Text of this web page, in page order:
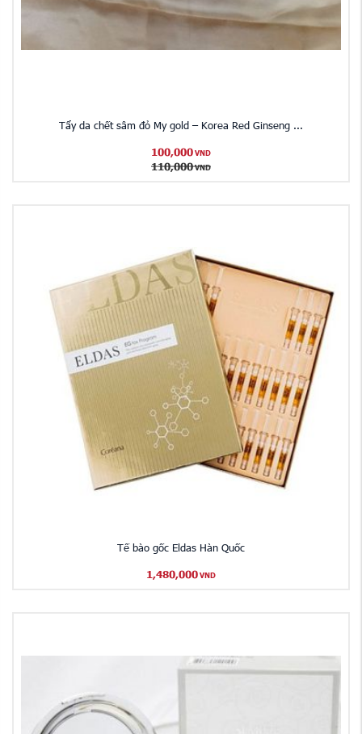
Tẩy da chết sâm đỏ My gold – Korea Red Ginseng ...
100,000 VND
110,000 VND
Tế bào gốc Eldas Hàn Quốc
1,480,000 VND